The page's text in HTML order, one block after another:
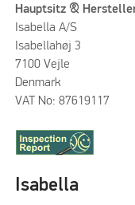
Hauptsitz &
Isabella A/S
Isabellahøj 3
7100 Vejle
Denmark
VAT No: 87619117
Isabella